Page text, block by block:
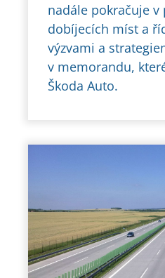
nadále pokračuje
dobíjecích míst a
výzvami a
v memorandu,
Škoda Auto.